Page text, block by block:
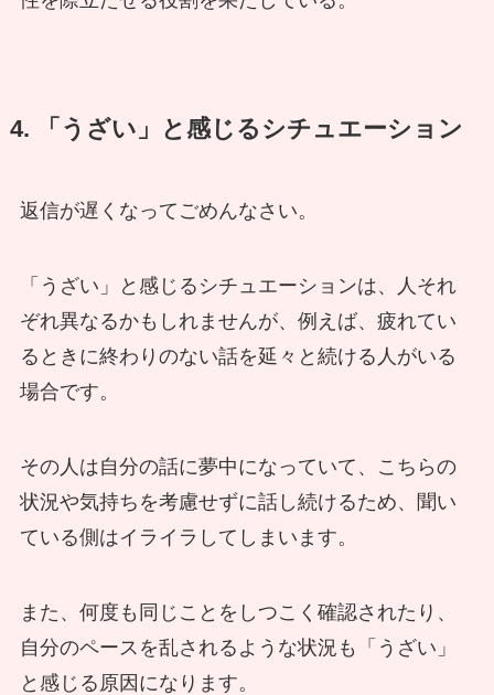
4. 「うざい」と感じるシチュエーション
返信が遅くなってごめんなさい。
「うざい」と感じるシチュエーションは、人それ
ぞれ異なるかもしれませんが、例えば、疲れてい
るときに終わりのない話を延々と続ける人がいる
場合です。
その人は自分の話に夢中になっていて、こちらの
状況や気持ちを考慮せずに話し続けるため、聞い
ている側はイライラしてしまいます。
また、何度も同じことをしつこく確認されたり、
自分のペースを乱されるような状況も「うざい」
と感じる原因になります。